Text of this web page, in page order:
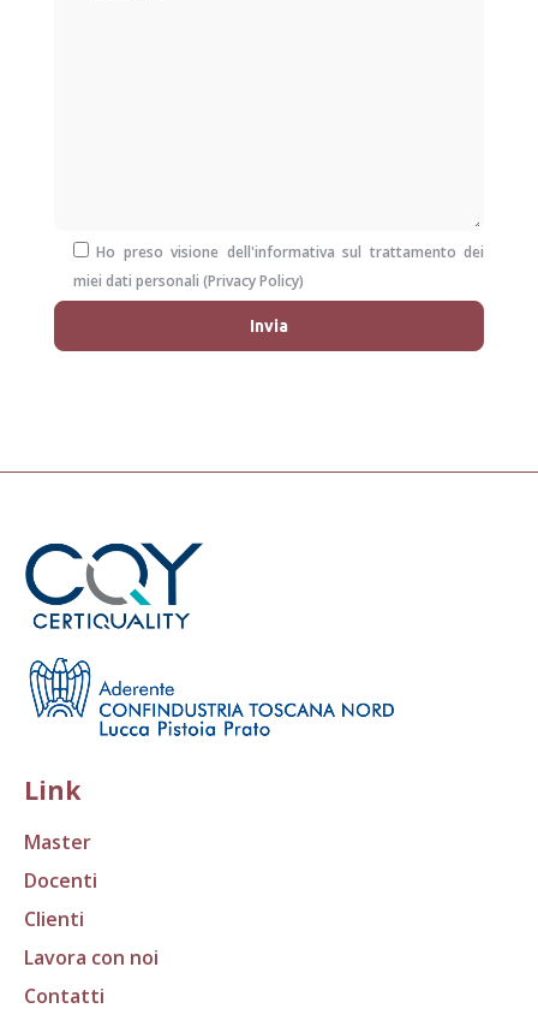
Ho preso visione dell'informativa sul trattamento dei
miei dati personali (Privacy Policy)
Link
Master
Docenti
Clienti
Lavora con noi
Contatti